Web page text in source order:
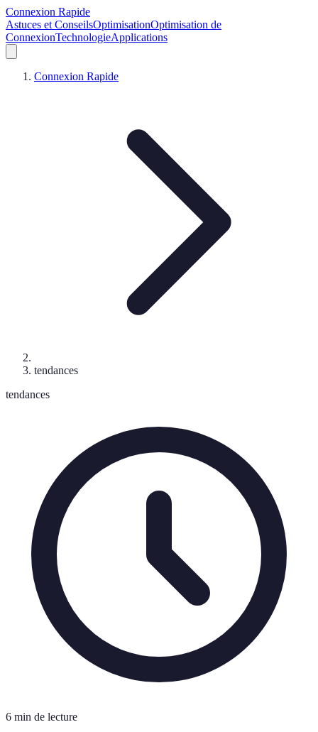
Connexion Rapide
Astuces et ConseilsOptimisationOptimisation de
ConnexionTechnologieApplications
Connexion Rapide
tendances
tendances
6 min de lecture